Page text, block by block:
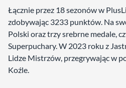
Łącznie przez 18 sezonów w
zdobywając 3233 punktów. Na
Polski oraz trzy srebrne medale,
Superpuchary. W 2023 roku z
Lidze Mistrzów, przegrywając w
Koźle.